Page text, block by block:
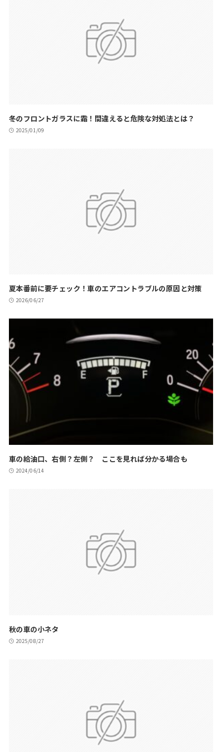
冬のフロントガラスに霜！間違えると危険な対処法とは？
2025/01/09
夏本番前に要チェック！車のエアコントラブルの原因と対策
2026/06/27
車の給油口、右側？左側？ ここを見れば分かる場合も
2024/06/14
秋の車の小ネタ
2025/08/27